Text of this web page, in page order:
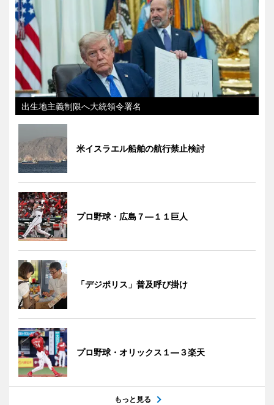
出生地主義制限へ大統領令署名
米イスラエル船舶の航行禁止検討
プロ野球・広島７―１１巨人
「デジポリス」普及呼び掛け
プロ野球・オリックス１―３楽天
もっと見る